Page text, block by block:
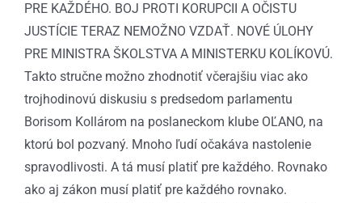
PRE KAŽDÉHO. BOJ PROTI KORUPCII A OČISTU
JUSTÍCIE TERAZ NEMOŽNO VZDAŤ. NOVÉ ÚLOHY
PRE MINISTRA ŠKOLSTVA A MINISTERKU KOLÍKOVÚ.
Takto stručne možno zhodnotiť včerajšiu viac ako
trojhodinovú diskusiu s predsedom parlamentu
Borisom Kollárom na poslaneckom klube OĽANO, na
ktorú bol pozvaný. Mnoho ľudí očakáva nastolenie
spravodlivosti. A tá musí platiť pre každého. Rovnako
ako aj zákon musí platiť pre každého rovnako.